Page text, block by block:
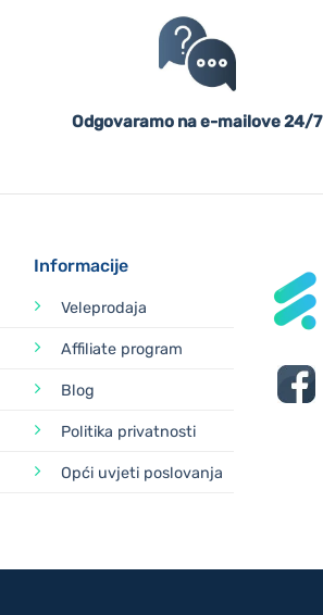
Odgovaramo na e-mailove 24/7
Informacije
Veleprodaja
Affiliate program
Blog
Politika privatnosti
Opći uvjeti poslovanja